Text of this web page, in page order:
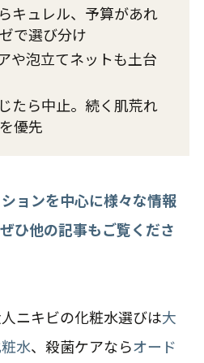
キュレル、予算があれ
で選び分け
や泡立てネットも土台
たら中止。続く肌荒れ
優先
ョンを中心に様々な情報
ひ他の記事もご覧くださ
ニキビの化粧水選びは大
水、殺菌ケアならオード